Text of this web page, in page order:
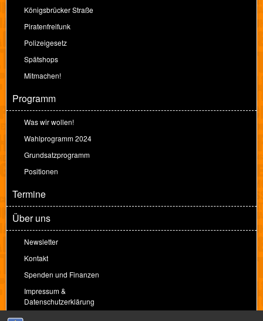
Königsbrücker Straße
Piratenfreifunk
Polizeigesetz
Spätshops
Mitmachen!
Programm
Was wir wollen!
Wahlprogramm 2024
Grundsatzprogramm
Positionen
Termine
Über uns
Newsletter
Kontakt
Spenden und Finanzen
Impressum &
Datenschutzerklärung